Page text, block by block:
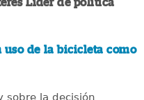
Líder de política
uso de la bicicleta como
sobre la decisión